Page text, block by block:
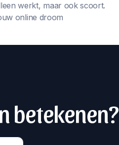
werkt, maar ook scoort.
online droom
betekenen?